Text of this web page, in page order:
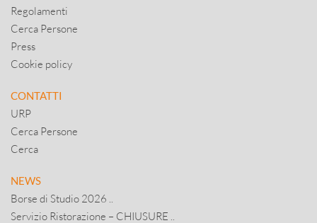
Regolamenti
Cerca Persone
Press
Cookie policy
CONTATTI
URP
Cerca Persone
Cerca
NEWS
Borse di Studio 2026 ..
Servizio Ristorazione – CHIUSURE ..